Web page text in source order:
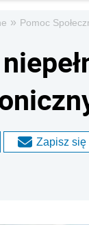
» Pomoc
Zapisz się